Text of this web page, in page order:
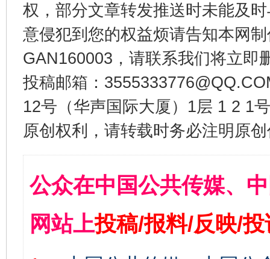
权，部分文章转发推送时未能及
意侵犯到您的权益烦请告知本网
GAN160003，请联系我们将立即
投稿邮箱：
12号（华声国际大厦）1层 1 2 1
原创权利，请转载时务必注明原
公众在中国公共传媒、
网站上投稿/报料/反映/